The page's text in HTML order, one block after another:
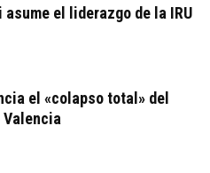
asume el liderazgo de la IRU
el «colapso total» del
Valencia